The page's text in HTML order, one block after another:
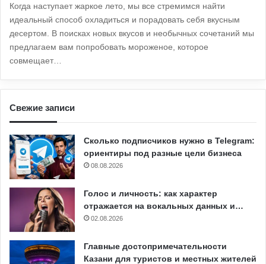
Когда наступает жаркое лето, мы все стремимся найти
идеальный способ охладиться и порадовать себя вкусным
десертом. В поисках новых вкусов и необычных сочетаний мы
предлагаем вам попробовать мороженое, которое
совмещает…
Свежие записи
Сколько подписчиков нужно в Telegram:
ориентиры под разные цели бизнеса
08.08.2026
Голос и личность: как характер
отражается на вокальных данных и…
02.08.2026
Главные достопримечательности
Казани для туристов и местных жителей